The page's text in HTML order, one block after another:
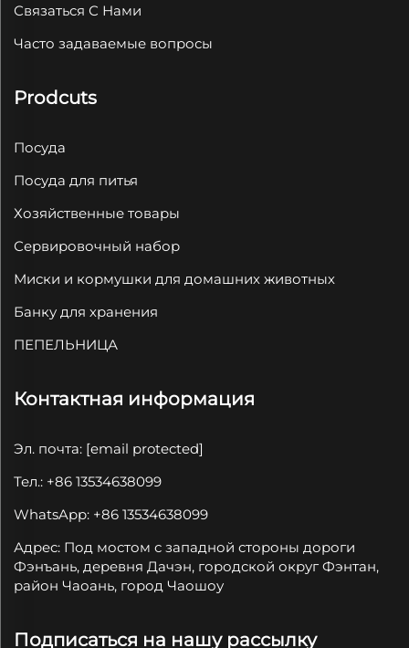
Связаться С Нами
Часто задаваемые вопросы
Prodcuts
Посуда
Посуда для питья
Хозяйственные товары
Сервировочный набор
Миски и кормушки для домашних животных
Банку для хранения
ПЕПЕЛЬНИЦА
Контактная информация
Эл. почта: [email protected]
Тел.: +86 13534638099
WhatsApp: +86 13534638099
Адрес: Под мостом с западной стороны дороги
Фэнъань, деревня Дачэн, городской округ Фэнтан,
район Чаоань, город Чаошоу
Подписаться на нашу рассылку